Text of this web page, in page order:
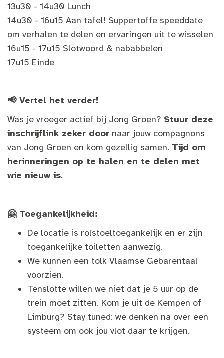
13u30 - 14u30 Lunch
14u30 - 16u15 Aan tafel! Suppertoffe speeddate
om verhalen te delen en ervaringen uit te wisselen
16u15 - 17u15 Slotwoord & nababbelen
17u15 Einde
📢 Vertel het verder!
Was je vroeger actief bij Jong Groen? Stuur deze
inschrijflink zeker door naar jouw compagnons
van Jong Groen en kom gezellig samen. Tijd om
herinneringen op te halen en te delen met
wie nieuw is.
🤗 Toegankelijkheid:
De locatie is rolstoeltoegankelijk en er zijn
toegankelijke toiletten aanwezig.
We kunnen een tolk Vlaamse Gebarentaal
voorzien.
Tenslotte willen we niet dat je 5 uur op de
trein moet zitten. Kom je uit de Kempen of
Limburg? Stay tuned: we denken na over een
systeem om ook jou vlot daar te krijgen.